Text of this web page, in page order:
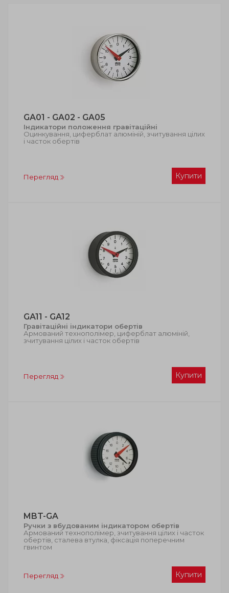
GA01 - GA02 - GA05
Індикатори положення гравітаційні
Оцинкування, циферблат алюміній, зчитування цілих
і часток обертів
Перегляд Купити
GA11 - GA12
Гравітаційні індикатори обертів
Армований технополімер, циферблат алюміній,
зчитування цілих і часток обертів
Перегляд Купити
MBT-GA
Ручки з вбудованим індикатором обертів
Армований технополімер, зчитування цілих і часток
обертів, сталева втулка, фіксація поперечним
гвинтом
Перегляд Купити